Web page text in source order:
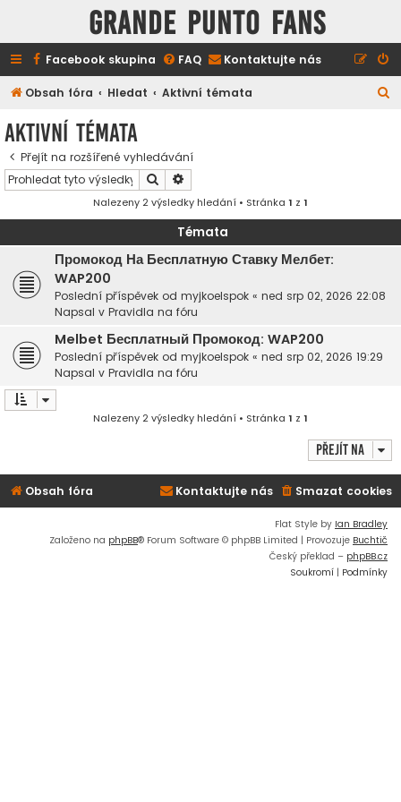
GRANDE PUNTO FANS
Facebook skupina FAQ Kontaktujte nás
Obsah fóra Hledat Aktivní témata
Aktivní témata
Přejít na rozšířené vyhledávání
Hledat
Nalezeny 2 výsledky hledání • Stránka 1 z 1
Témata
Промокод На Бесплатную Ставку Мелбет:
WAP200
Poslední příspěvek od myjkoelspok « ned srp 02, 2026 22:08
Napsal v Pravidla na fóru
Melbet Бесплатный Промокод: WAP200
Poslední příspěvek od myjkoelspok « ned srp 02, 2026 19:29
Napsal v Pravidla na fóru
Nalezeny 2 výsledky hledání • Stránka 1 z 1
Přejít na
Obsah fóra Smazat cookies
Kontaktujte nás
Flat Style by Ian Bradley
Založeno na phpBB® Forum Software © phpBB Limited | Provozuje Buchtič
Český překlad – phpBB.cz
Soukromí | Podmínky